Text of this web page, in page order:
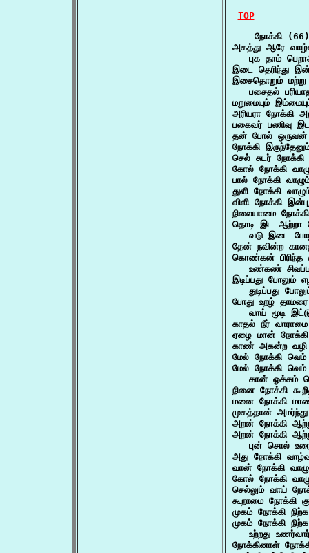
TOP
    நோக்கி (66)
அகத்து ஆரே
புக தாம்
இடை தெரிந்து
இசைதொறும்
பசைதல்
மறுமையும்
அரியரா நோக்கி
பகைவர் பணிவு
தன் போல் ஒருவன்
நோக்கி
செல் சுடர்
கோல் நோக்கி
பால் நோக்கி
துளி நோக்கி
விளி நோக்கி
நிலையாமை
தொடி இட
வடு இடை
தேன் நவின்ற
கொண்கன் பிரிந்த
உண்கண் சிவப்ப
இடிப்பது போலும்
துடிப்பது
போது உறழ்
வாய் மூடி
காதல் நீர்
ஏழை மான்
காண் அகன்ற
மேல் நோக்கி
மேல் நோக்கி வெம்
கான் ஓக்கம்
நினை நோக்கி
மனை நோக்கி
முகத்தான்
அறன் நோக்கி
அறன் நோக்கி
புன் சொல்
அது நோக்கி
வான் நோக்கி
கோல் நோக்கி
செல்லும் வாய்
கூறாமை நோக்கி
முகம் நோக்கி
முகம் நோக்கி
உற்றது
நோக்கினாள்